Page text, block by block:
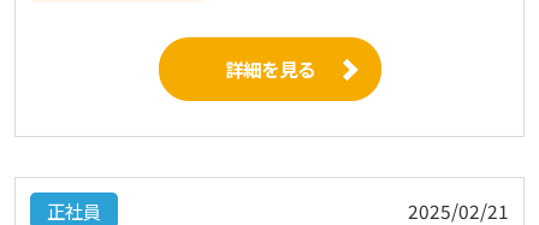
詳細を見る
正社員 2025/02/21